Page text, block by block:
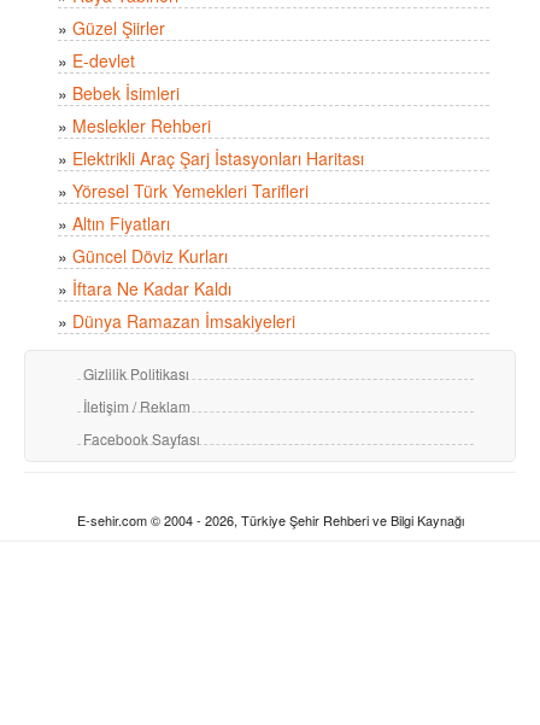
» Güzel Şiirler
» E-devlet
» Bebek İsimleri
» Meslekler Rehberi
» Elektrikli Araç Şarj İstasyonları Haritası
» Yöresel Türk Yemekleri Tarifleri
» Altın Fiyatları
» Güncel Döviz Kurları
» İftara Ne Kadar Kaldı
» Dünya Ramazan İmsakiyeleri
Gizlilik Politikası
İletişim / Reklam
Facebook Sayfası
E-sehir.com © 2004 - 2026, Türkiye Şehir Rehberi ve Bilgi Kaynağı